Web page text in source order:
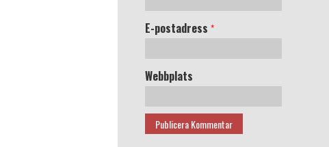
E-postadress *
Webbplats